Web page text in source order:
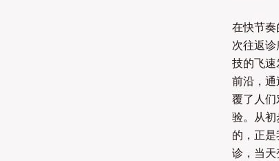
在快节
次往返
技的飞速
前沿，
覆了人
验。从
的，正
诊，当天